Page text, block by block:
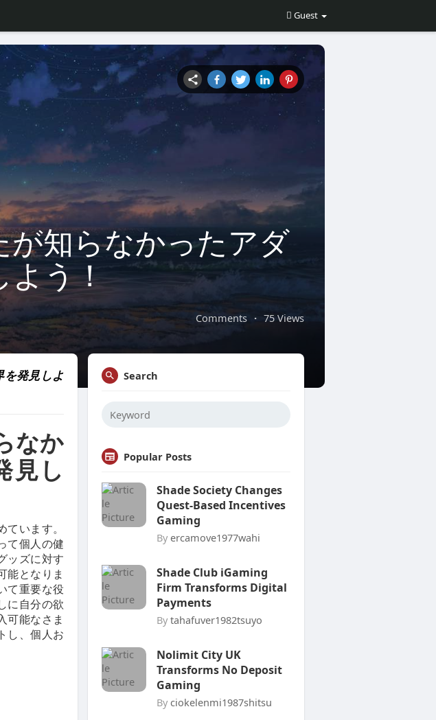
Guest
知らなかったアダ
よう！
Comments · 75 Views
発見しよ
なか
見し
います。
て個人の健
ッズに対す
能となりま
て重要な役
に自分の欲
可能なさま
し、個人お
Search
Popular Posts
Shade Society Changes
Quest-Based Incentives
Gaming
By ercamove1977wahi
Shade Club iGaming
Firm Transforms Digital
Payments
By tahafuver1982tsuyo
Nolimit City UK
Transforms No Deposit
Gaming
By ciokelenmi1987shitsu